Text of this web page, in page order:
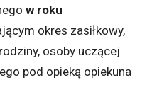
w roku
okres zasiłkowy,
osoby uczącej
pod opieką opiekuna